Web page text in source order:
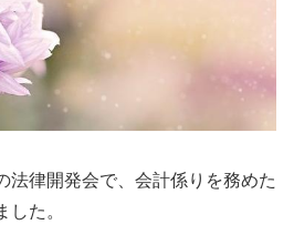
法律開発会で、会計係りを務めた
た。